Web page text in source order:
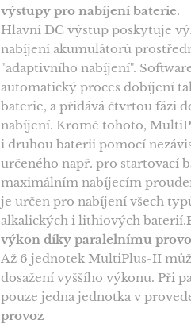
výstupy pro nabíjení baterie.
Hlavní DC výstup poskytuje
nabíjení akumulátorů
"adaptivního nabíjení".
automatický proces dobíjení
baterie, a přidává čtvrtou fázi
nabíjení. Kromě tohoto,
i druhou baterii pomocí
určeného např. pro startovací
maximálním nabíjecím
je určen pro nabíjení všech
alkalických i lithiových baterií.
výkon díky paralelnímu
Až 6 jednotek MultiPlus-II
dosažení vyššího výkonu. Při
pouze jedna jednotka v
provoz